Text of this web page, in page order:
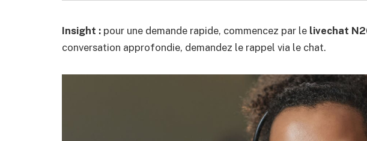
Insight : pour une demande rapide, commencez par le livechat
conversation approfondie, demandez le rappel via le chat.